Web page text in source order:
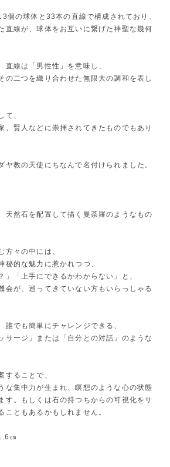
個の球体と33本の直線で構成されており、
直線が、球体をお互いに繋げた神聖な幾何
直線は「男性性」を意味し、
の二つを織り合わせた無限大の調和を表し
て、
、賢人などに崇拝されてきたものでもあり
ヤ教の天使にちなんで名付けられました。
天然石を配置して描く曼荼羅のようなもの
方々の中には、
秘的な魅力に惹かれつつ、
」「上手にできるかわからない」と、
会が、巡ってきていない方もいらっしゃる
誰でも簡単にチャレンジできる、
サージ」または「自分との対話」のような
することで、
な集中力が生まれ、瞑想のような心の状態
す。もしくは石の持つちからの可視化をサ
こともあるかもしれません。
㎝